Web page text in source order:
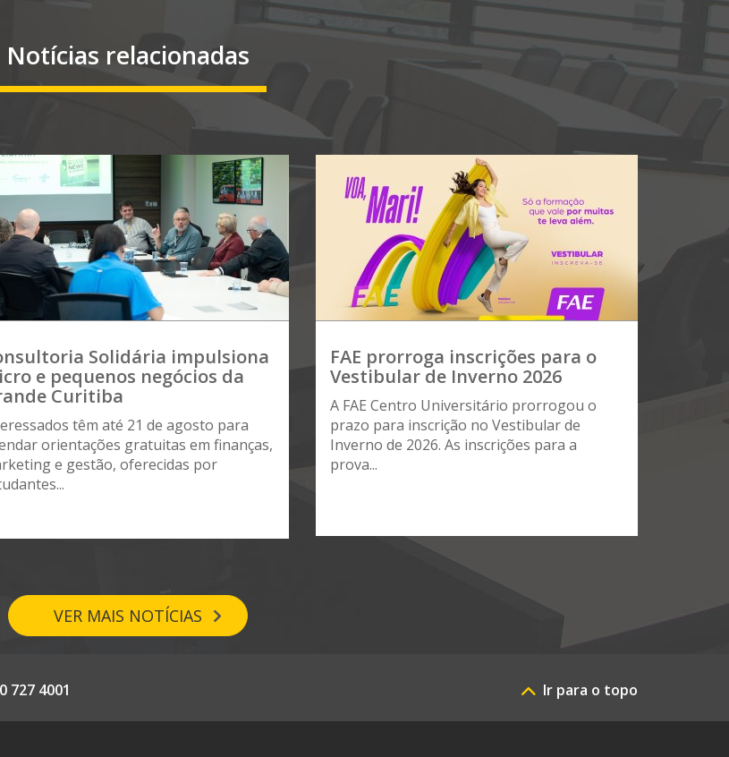
Notícias relacionadas
Solidária impulsiona
e pequenos negócios da
Curitiba
têm até 21 de agosto para
orientações gratuitas em finanças,
e gestão, oferecidas por
FAE prorroga inscrições para o
Vestibular de Inverno 2026
A FAE Centro Universitário prorrogou o
prazo para inscrição no Vestibular de
Inverno de 2026. As inscrições para a
prova...
VER MAIS NOTÍCIAS
727 4001 Ir para o topo